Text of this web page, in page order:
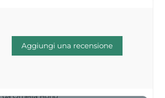
Aggiungi una recensione